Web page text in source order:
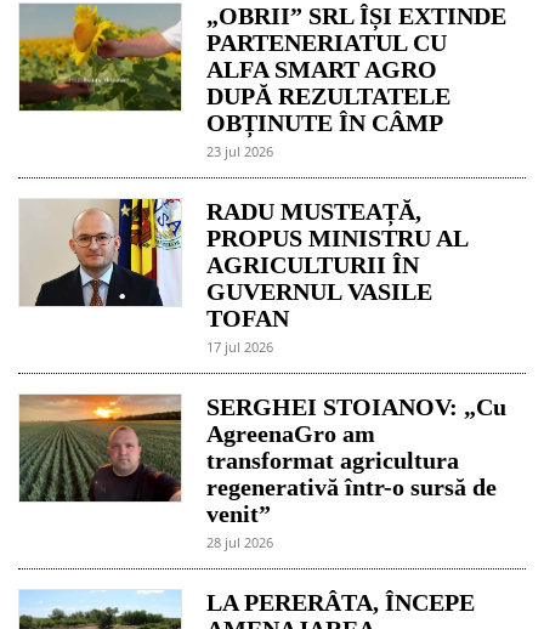
„OBRII” SRL ÎȘI EXTINDE
PARTENERIATUL CU
ALFA SMART AGRO
DUPĂ REZULTATELE
OBȚINUTE ÎN CÂMP
23 jul 2026
RADU MUSTEAȚĂ,
PROPUS MINISTRU AL
AGRICULTURII ÎN
GUVERNUL VASILE
TOFAN
17 jul 2026
SERGHEI STOIANOV: „Cu
AgreenaGro am
transformat agricultura
regenerativă într-o sursă de
venit”
28 jul 2026
LA PERERÂTA, ÎNCEPE